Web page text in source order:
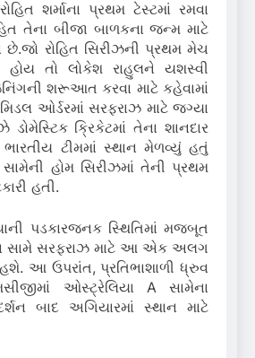
શર્માના પ્રથમ ટેસ્ટમાં રમવા
તેના બીજા બાળકના જન્મ માટે
રોહિત સિરીઝની પ્રથમ મેચ
તો લોકેશ રાહુલને યશસ્વી
શરૂઆત કરવા માટે કહેવામાં
ઓર્ડરમાં સરફરાઝ માટે જગ્યા
ક્રિકેટમાં તેના શાનદાર
ભારતીય ટીમમાં સ્થાન મેળવ્યું હતું
હોમ સિરીઝમાં તેની પ્રથમ
હતી.
પડકારજનક સ્થિતિમાં મજબૂત
સામે સરફરાઝ માટે આ એક અલગ
હશે. આ ઉપરાંત, પ્રતિભાશાળી ધ્રુવ
ઓસ્ટ્રેલિયા A સામેના
બાદ અગિયારમાં સ્થાન માટે